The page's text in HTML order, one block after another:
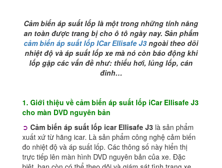
Cảm biến áp suất lốp là một trong những tính năng
an toàn được trang bị cho ô tô ngày nay. Sản phẩm
cảm biến áp suất lốp ICar Ellisafe J3 ngoài theo dõi
nhiệt độ và áp suất lốp xe mà nó còn báo động khi
lốp gặp các vấn đề như: thiếu hơi, lủng lốp, cán
đinh…
1. Giới thiệu về cảm biến áp suất lốp iCar Ellisafe J3
cho màn DVD nguyên bản
➲ Cảm biến áp suất lốp icar Ellisafe J3 là sản phẩm
xuất xứ từ hãng icar. Là sản phẩm công nghệ cảm biến
đo nhiệt độ và áp suất lốp. Các thông số này hiển thị
trực tiếp lên màn hình DVD nguyên bản của xe. Đặc